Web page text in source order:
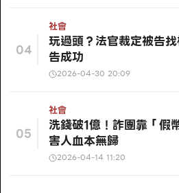
04
社會
玩過頭？法官裁定被告
告成功
2026-04-30 20:09
05
社會
洗錢破1億！詐團靠「
害人血本無歸
2026-04-14 11:20